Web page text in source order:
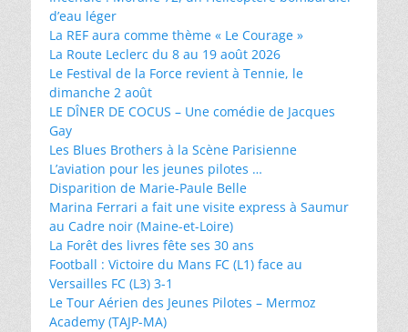
d’eau léger
La REF aura comme thème « Le Courage »
La Route Leclerc du 8 au 19 août 2026
Le Festival de la Force revient à Tennie, le
dimanche 2 août
LE DÎNER DE COCUS – Une comédie de Jacques
Gay
Les Blues Brothers à la Scène Parisienne
L’aviation pour les jeunes pilotes …
Disparition de Marie-Paule Belle
Marina Ferrari a fait une visite express à Saumur
au Cadre noir (Maine-et-Loire)
La Forêt des livres fête ses 30 ans
Football : Victoire du Mans FC (L1) face au
Versailles FC (L3) 3-1
Le Tour Aérien des Jeunes Pilotes – Mermoz
Academy (TAJP-MA)